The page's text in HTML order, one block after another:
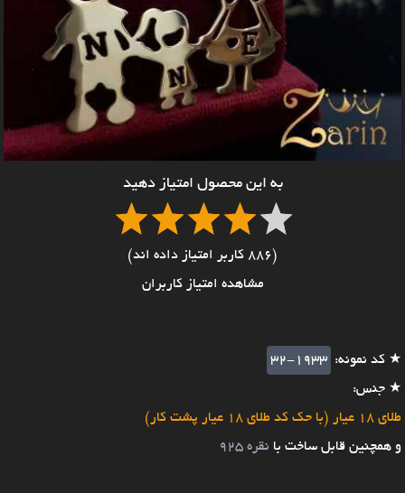
به این محصول امتیاز دهید
(886 کاربر امتیاز داده اند)
مشاهده امتیاز کاربران
★ کد نمونه: 32-1933
★ جنس:
طلای 18 عیار (با حک کد طلای 18 عیار پشت کار)
و همچنین قابل ساخت با نقره 925